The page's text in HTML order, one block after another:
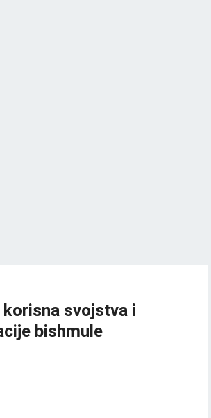
svojstva i
bishmule